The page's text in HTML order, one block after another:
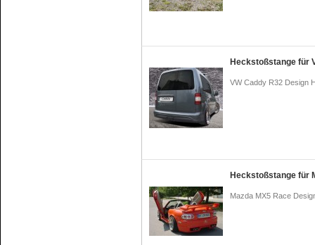
Heckstoßstange für
VW Caddy R32 Design
Heckstoßstange für
Mazda MX5 Race